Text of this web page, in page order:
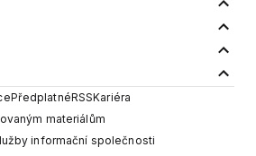
PředplatnéRSSKariéra
materiálům
informační společnosti